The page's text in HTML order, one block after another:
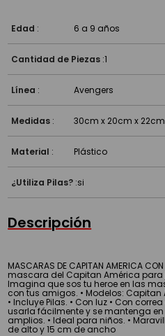
Edad : 6 a 9 años
Cantidad de Piezas :1
Línea : Avengers
Medidas : 30cm x 20cm x 22cm
Material : Plástico
¿Utiliza Pilas? :si
Descripción
MASCARAS DE CAPITAN AMERICA
mascara del Capitan América
Imagina que sos tu heroe en las
con tus amigos. • Modelos: Capitan
• Incluye Pilas. • Con luz • Con
usarla fácilmente y se mantenga en
amplios. • Ideal para niños. •
de alto y 15 cm de ancho